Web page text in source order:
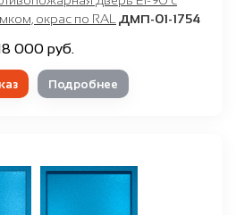
окрас по RAL ДМП-01-1754
000 руб.
Подробнее